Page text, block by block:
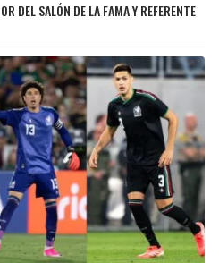
DEL SALÓN DE LA FAMA Y REFERENTE